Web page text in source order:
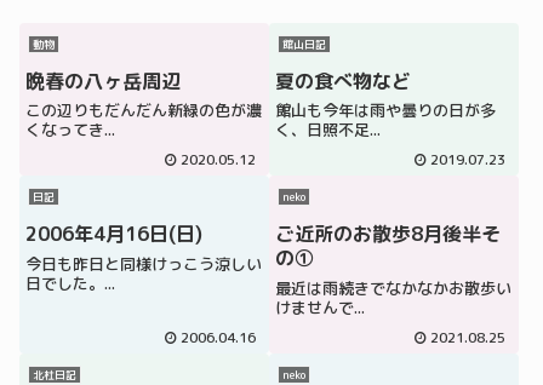
動物
晩春の八ヶ岳周辺
この辺りもだんだん新緑の色が濃
くなってき...
2020.05.12
館山日記
夏の食べ物など
館山も今年は雨や曇りの日が多
く、日照不足...
2019.07.23
日記
2006年4月16日(日)
今日も昨日と同様けっこう涼しい
日でした。...
2006.04.16
neko
ご近所のお散歩8月後半そ
の①
最近は雨続きでなかなかお散歩い
けませんで...
2021.08.25
北杜日記 neko